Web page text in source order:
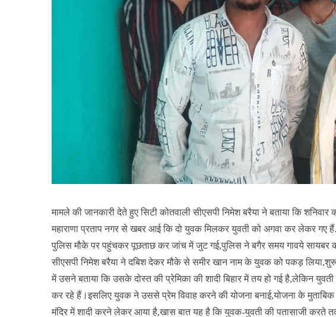
मामले की जानकारी देते हुए सिटी कोतवाली सीएसपी निमेश बरैया ने बताया कि
महाराणा प्रताप नगर से खबर आई कि दो युवक मिलकर युवती को अगवा कर लेकर गए
पुलिस मौके पर पहुंचकर पूछताछ कर जांच में जुट गई,पुलिस ने बगैर समय गावये
सीएसपी निमेश बरैया ने दबिश देकर मौके से समीर खान नाम के युवक को पकड़
में उसने बताया कि उसके दोस्त की प्रेमिका की शादी बिहार में तय हो गई है,लेकिन
कर रहे हैं।इसलिए युवक ने उससे प्रेम विवाह करने की योजना बनाई,योजना के मुताबिक
मंदिर में शादी करने लेकर आया है,खास बात यह है कि युवक-युवती की पतासाजी करते तक